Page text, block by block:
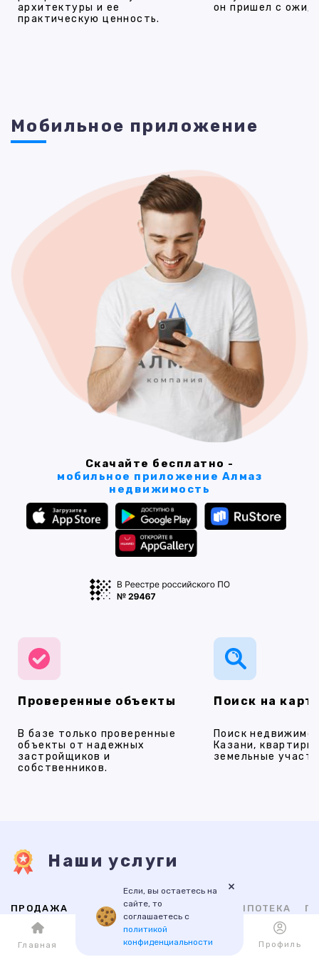
архитектуры и ее
практическую ценность.
он пришел с
Мобильное приложение
Скачайте бесплатно -
мобильное приложение Алмаз
недвижимость
Проверенные объекты
В базе только проверенные
объекты от надежных
застройщиков и
собственников.
Поиск на
Поиск
Казани,
земельные
Наши услуги
ПРОДАЖА АРЕНДА НОВОСТРОЙКИ ИПОТЕКА
ВТОРИЧНАЯ НОВОСТРОЙКИ
Если, вы остаетесь на
сайте, то
соглашаетесь с
политикой
конфиденциальности
×
Главная Каталог Избранное Профиль